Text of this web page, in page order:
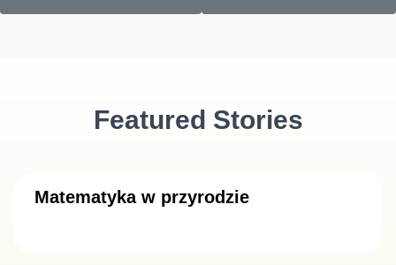
Featured Stories
Matematyka w przyrodzie